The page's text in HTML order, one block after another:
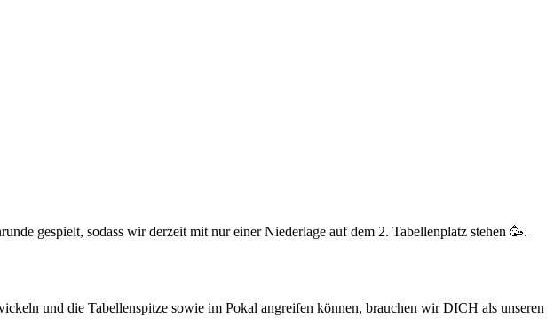
gespielt, sodass wir derzeit mit nur einer Niederlage auf dem 2. Tabellenplatz stehen 🥳.
und die Tabellenspitze sowie im Pokal angreifen können, brauchen wir DICH als unseren